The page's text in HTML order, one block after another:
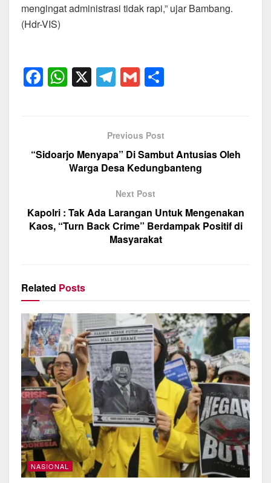
mengingat administrasi tidak rapi,” ujar Bambang.
(Hdr-VIS)
F
b
k
W
A
p
X T
gr
a
m
G
Previous Post
“Sidoarjo Menyapa” Di Sambut Antusias Oleh
Warga Desa Kedungbanteng
Next Post
Kapolri : Tak Ada Larangan Untuk Mengenakan
Kaos, “Turn Back Crime” Berdampak Positif di
Masyarakat
Related Posts
NASIONAL